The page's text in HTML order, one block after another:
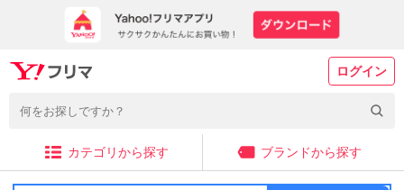
ログイン
カテゴリから探す ブランドから探す